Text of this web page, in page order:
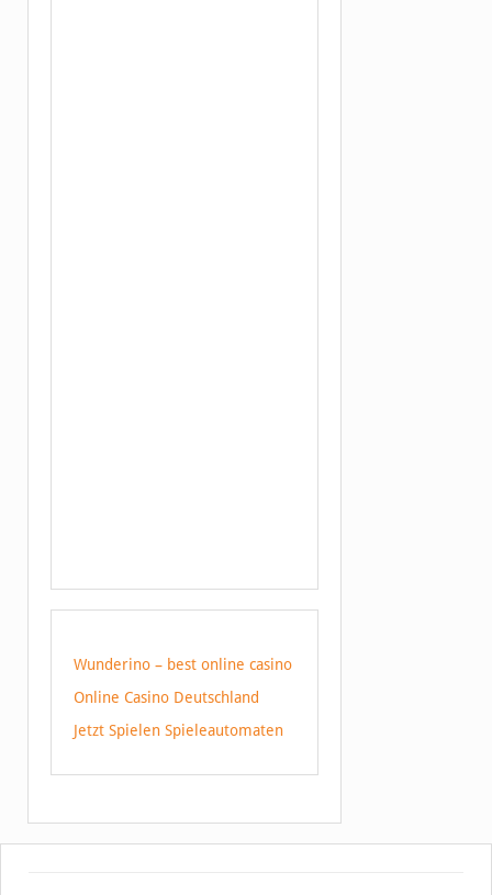
Wunderino – best online casino
Online Casino Deutschland
Jetzt Spielen Spieleautomaten